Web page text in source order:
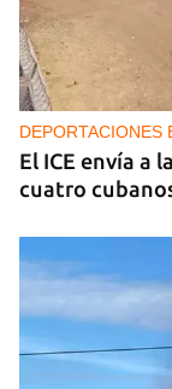
DEPORTACIONES
El ICE envía a
cuatro